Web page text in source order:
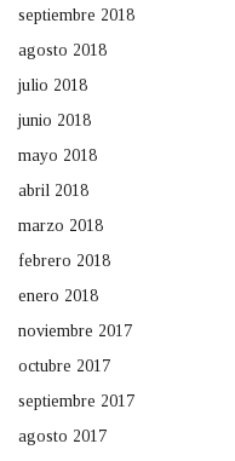
septiembre 2018
agosto 2018
julio 2018
junio 2018
mayo 2018
abril 2018
marzo 2018
febrero 2018
enero 2018
noviembre 2017
octubre 2017
septiembre 2017
agosto 2017